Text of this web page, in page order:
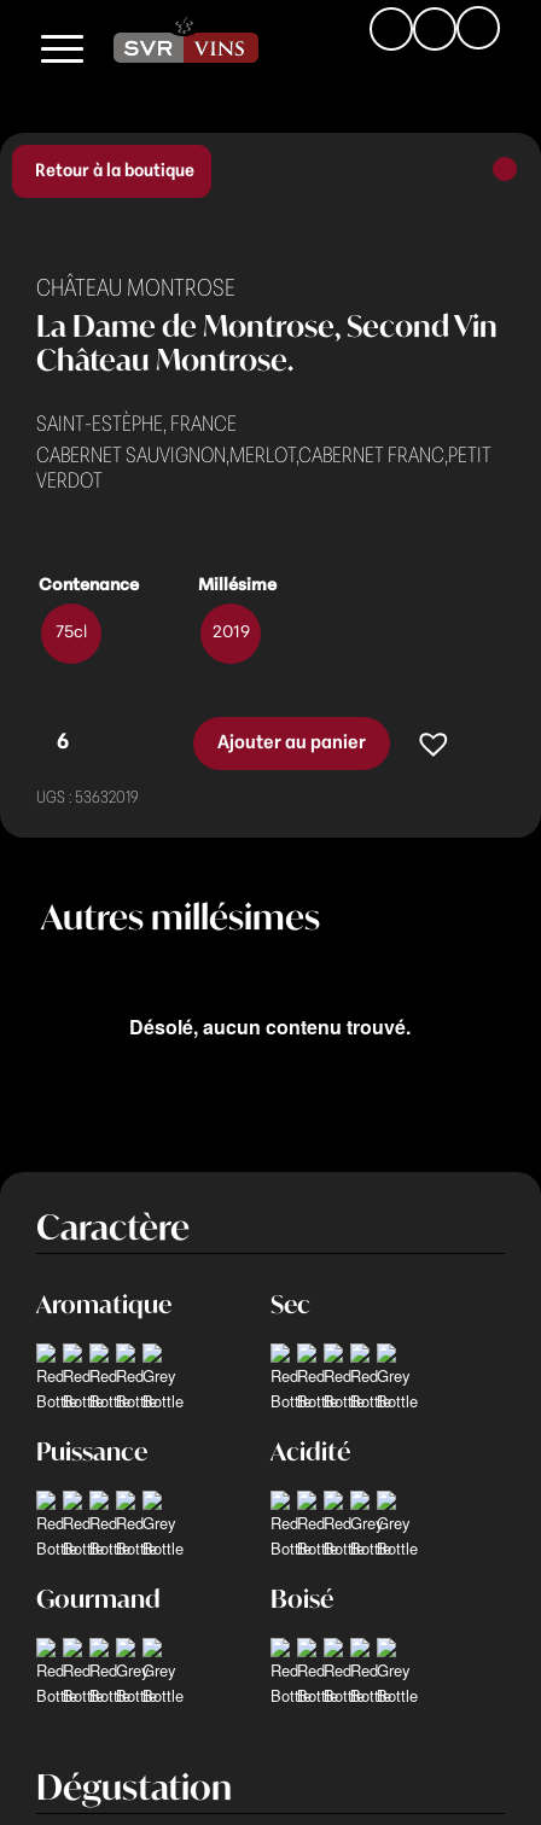
Retour à la boutique
CHÂTEAU MONTROSE
La Dame de Montrose, Second Vin
Château Montrose.
SAINT-ESTÈPHE, FRANCE
CABERNET SAUVIGNON,MERLOT,CABERNET FRANC,PETIT
VERDOT
Contenance
75cl
Millésime
2019
Ajouter au panier
UGS : 53632019
Autres millésimes
Désolé, aucun contenu trouvé.
Caractère
Aromatique Sec
Puissance Acidité
Gourmand Boisé
Dégustation